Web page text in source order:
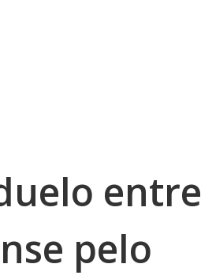
entre
pelo